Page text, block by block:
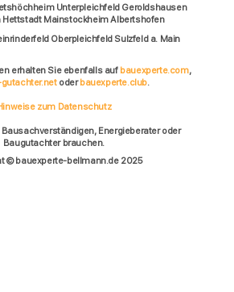
Unterpleichfeld Geroldshausen
Hettstadt Mainstockheim Albertshofen
Oberpleichfeld Sulzfeld a. Main
erhalten Sie ebenfalls auf bauexperte.com,
oderbauexperte.club.
zum Datenschutz
Bausachverständigen, Energieberater oder
Baugutachter brauchen.
© bauexperte-bellmann.de 2025